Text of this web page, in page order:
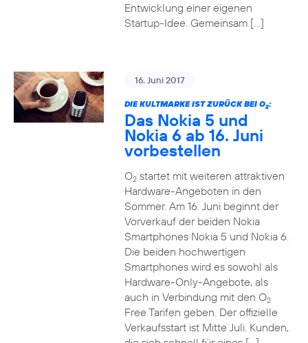
Entwicklung einer eigenen
Startup-Idee. Gemeinsam […]
16. Juni 2017
DIE KULTMARKE IST ZURÜCK BEI O2:
Das Nokia 5 und
Nokia 6 ab 16. Juni
vorbestellen
O2startet mit weiteren attraktiven
Hardware-Angeboten in den
Sommer. Am 16. Juni beginnt der
Vorverkauf der beiden Nokia
Smartphones Nokia 5 und Nokia 6.
Die beiden hochwertigen
Smartphones wird es sowohl als
Hardware-Only-Angebote, als
auch in Verbindung mit den O2
Free Tarifen geben. Der offizielle
Verkaufsstart ist Mitte Juli. Kunden,